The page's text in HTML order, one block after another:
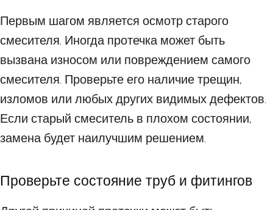
Первым шагом является осмотр старого
смесителя. Иногда протечка может быть
вызвана износом или повреждением самого
смесителя. Проверьте его наличие трещин,
изломов или любых других видимых дефектов.
Если старый смеситель в плохом состоянии,
замена будет наилучшим решением.
Проверьте состояние труб и фитингов